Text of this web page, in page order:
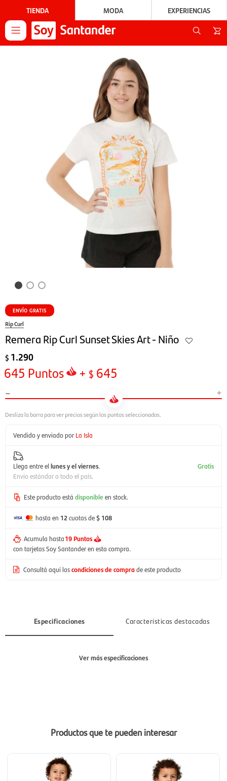
TIENDA MODA EXPERIENCIAS

ENVÍO GRATIS
Rip Curl
Remera Rip Curl Sunset Skies Art - Niño
$ 1.290
645 Puntos + $ 645
- +
Vendido y enviado por La Isla
Llega entre el lunes y el viernes.
Envío estándar a todo el país.
Gratis
Este producto está disponible en stock.
hasta en 12cuotas de$ 108
Acumula hasta19 Puntos
con tarjetas Soy Santander en esta compra.
Consultá aquí lascondiciones de comprade este producto
Especificaciones Características destacadas
Ver más especificaciones
Productos que te pueden interesar